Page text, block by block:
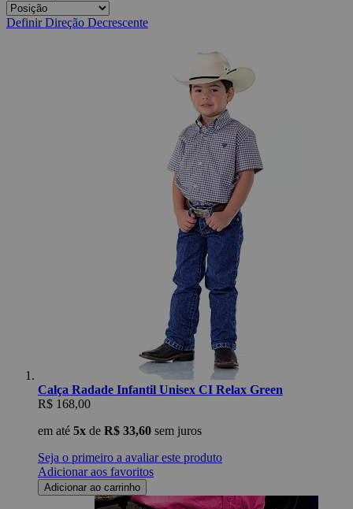
Definir Direção Decrescente
Calça Radade Infantil Unisex CI Relax Green
R$ 168,00
em até 5x de R$ 33,60 sem juros
Seja o primeiro a avaliar este produto
Adicionar aos favoritos
Adicionar ao carrinho